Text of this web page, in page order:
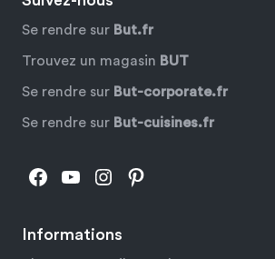
Informations
Se rendre sur But.fr
Trouvez un magasin BUT
Se rendre sur But-corporate.fr
Se rendre sur But-cuisines.fr
Facebook
YouTube
Instagram
Pinterest